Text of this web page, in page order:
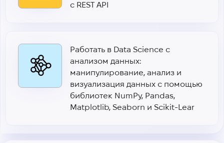
с REST API
Работать в Data Science с
анализом данных:
манипулирование, анализ и
визуализация данных с помощью
библиотек NumPy, Pandas,
Matplotlib, Seaborn и Scikit-Lear